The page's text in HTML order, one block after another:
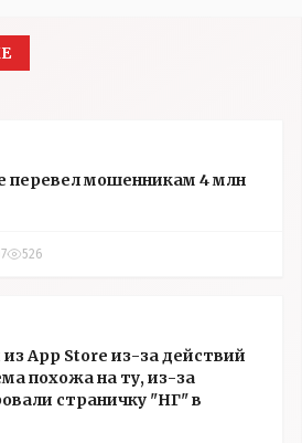
перевел мошенникам 4 млн
526
App Store из-за действий
похожа на ту, из-за
страничку "НГ" в